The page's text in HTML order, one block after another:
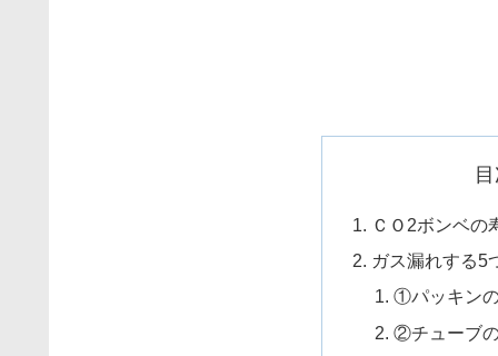
ＣＯ2ボンベの
ガス漏れする5
①パッキン
②チューブ